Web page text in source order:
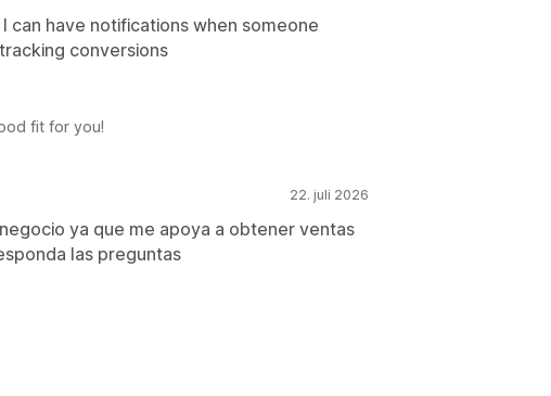
can have notifications when someone
conversions
fit for you!
22. juli 2026
ya que me apoya a obtener ventas
las preguntas